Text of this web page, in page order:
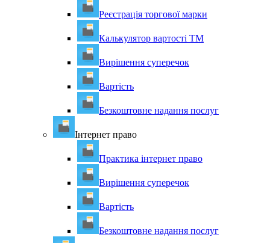
Реєстрація торгової марки
Калькулятор вартості ТМ
Вирішення суперечок
Вартість
Безкоштовне надання послуг
Інтернет право
Практика інтернет право
Вирішення суперечок
Вартість
Безкоштовне надання послуг